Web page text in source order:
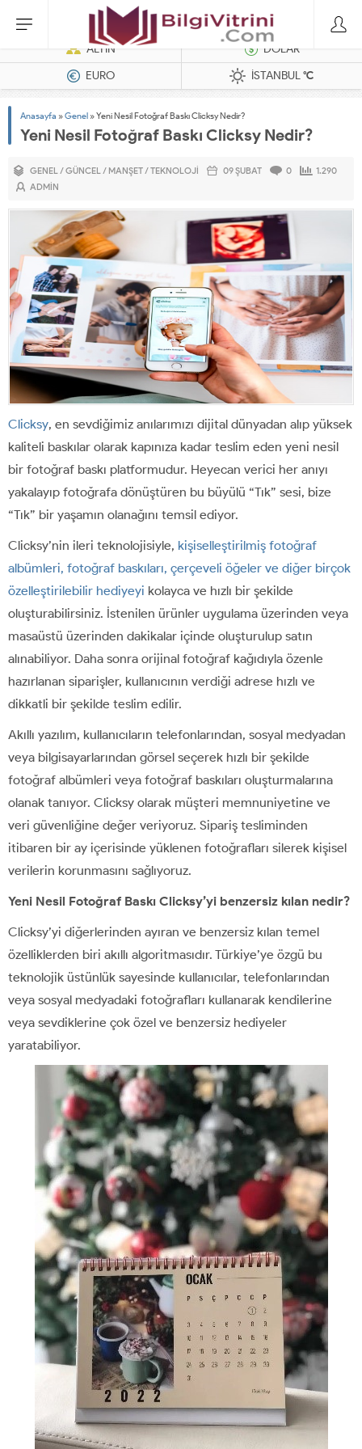
Dizel Jeneratörler
ALTIN
DOLAR
EURO
İSTANBUL°C
Anasayfa »Genel »Yeni Nesil Fotoğraf Baskı Clicksy Nedir?
Yeni Nesil Fotoğraf Baskı Clicksy Nedir?
GENEL/GÜNCEL/ MANŞET/TEKNOLOJI 09 ŞUBAT 0
1.290
ADMIN
Clicksy, en sevdiğimiz anılarımızı dijital dünyadan alıp yüksek
kaliteli baskılar olarak kapınıza kadar teslim eden yeni nesil
bir fotoğraf baskı platformudur. Heyecan verici her anıyı
yakalayıp fotoğrafa dönüştüren bu büyülü “Tık” sesi, bize
“Tık” bir yaşamın olanağını temsil ediyor.
Clicksy’nin ileri teknolojisiyle, kişiselleştirilmiş fotoğraf
albümleri, fotoğraf baskıları, çerçeveli öğeler ve diğer birçok
özelleştirilebilir hediyeyi kolayca ve hızlı bir şekilde
oluşturabilirsiniz. İstenilen ürünler uygulama üzerinden veya
masaüstü üzerinden dakikalar içinde oluşturulup satın
alınabiliyor. Daha sonra orijinal fotoğraf kağıdıyla özenle
hazırlanan siparişler, kullanıcının verdiği adrese hızlı ve
dikkatli bir şekilde teslim edilir.
Akıllı yazılım, kullanıcıların telefonlarından, sosyal medyadan
veya bilgisayarlarından görsel seçerek hızlı bir şekilde
fotoğraf albümleri veya fotoğraf baskıları oluşturmalarına
olanak tanıyor. Clicksy olarak müşteri memnuniyetine ve
veri güvenliğine değer veriyoruz. Sipariş tesliminden
itibaren bir ay içerisinde yüklenen fotoğrafları silerek kişisel
verilerin korunmasını sağlıyoruz.
Yeni Nesil Fotoğraf Baskı Clicksy’yi benzersiz kılan nedir?
Clicksy’yi diğerlerinden ayıran ve benzersiz kılan temel
özelliklerden biri akıllı algoritmasıdır. Türkiye’ye özgü bu
teknolojik üstünlük sayesinde kullanıcılar, telefonlarından
veya sosyal medyadaki fotoğrafları kullanarak kendilerine
veya sevdiklerine çok özel ve benzersiz hediyeler
yaratabiliyor.